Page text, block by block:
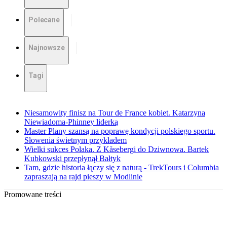
Polecane
Najnowsze
Tagi
Niesamowity finisz na Tour de France kobiet. Katarzyna
Niewiadoma-Phinney liderką
Master Plany szansą na poprawę kondycji polskiego sportu.
Słowenia świetnym przykładem
Wielki sukces Polaka. Z Kåsebergi do Dziwnowa. Bartek
Kubkowski przepłynął Bałtyk
Tam, gdzie historia łączy się z naturą - TrekTours i Columbia
zapraszają na rajd pieszy w Modlinie
Promowane treści